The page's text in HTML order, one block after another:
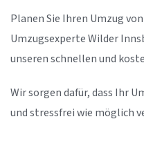
Planen Sie Ihren Umzug
Umzugsexperte Wilder
unseren schnellen und
Wir sorgen dafür, dass Ihr
und stressfrei wie möglich